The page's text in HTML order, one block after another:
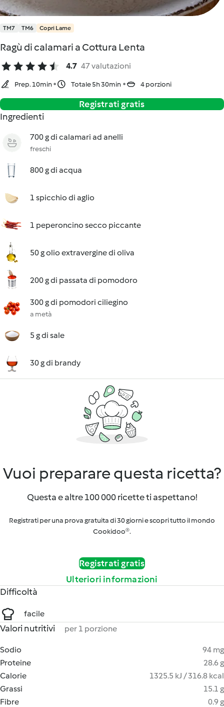
TM7 TM6 Copri Lame
Ragù di calamari a Cottura Lenta
4.7 47 valutazioni
Prep. 10min Totale 5h 30min 4 porzioni
Registrati gratis
Ingredienti
700 g di calamari ad anelli
freschi
800 g di acqua
1 spicchio di aglio
1 peperoncino secco piccante
50 g olio extravergine di oliva
200 g di passata di pomodoro
300 g di pomodori ciliegino
a metà
5 g di sale
30 g di brandy
Vuoi preparare questa ricetta?
Questa e altre 100 000 ricette ti aspettano!
Registrati per una prova gratuita di 30 giorni e scopri tutto il mondo
Cookidoo®.
Registrati gratis
Ulteriori informazioni
Difficoltà
facile
Valori nutritivi per 1 porzione
Sodio
94 mg
Proteine
28.6 g
Calorie
1325.5 kJ / 316.8 kcal
Grassi
15.1 g
Fibre
0.9 g